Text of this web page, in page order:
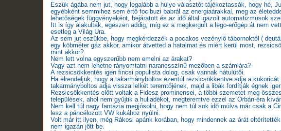
Eszük ágába nem jut, hogy legalább a hülye választót tájékoztassák, hogy hé,
egyébként semmihez sem értő focibuzi babrál az energiaárakkal, meg az
lehetőségek függvényeként, bejáratott és az idő által igazolt automatizmusok
Itt is így alakultak, egészen addig, míg ez a megkergült a lego-erőgép át nem
esetleg a Világ Ura.
Az sem jut eszükbe, hogy megkérdezzék a pocakos vezénylő tábornoktól (
egy köbméter gáz akkor, amikor átvetted a hatalmat és miért kerül most,
mint akkor?
Nem lett volna egyszerűbb nem emelni az árakat?
Vagy azt nem lehetne rányomtatni narancsszínű mezőben a számlára?
A rezsicsökkentés igen fincsi populista dolog, csak vannak hátulütői.
Ha elrendeljük, hogy a takarmányboltos ezentúl rezsicsökkentve adja a
takarmányboltos adja vissza lelkét teremtőjének, majd a libák fordítják égnek
Rezsicsökkentés előtt voltak a Fidesz prominensei, a többi szemetet meg
települések, ahol nem gyűjtik a hulladékot, megteremtve ezzel az Orbán-éra
Nem kell túl nagy fantázia megjósolni, hogy nem túl sok idő múlva már csak a
lesz a páncélozott VW kukához nyúlni.
Volt már itt ilyen, még Rákosi apánk korában, hogy mindennek az árát
nem igazán jött be.